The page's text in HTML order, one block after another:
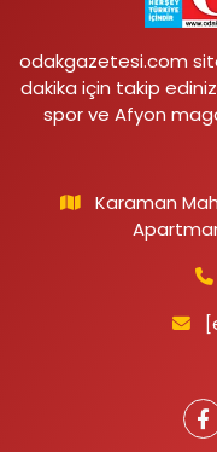
odakgazetesi.com
dakika için takip
spor ve Afyon
Karaman